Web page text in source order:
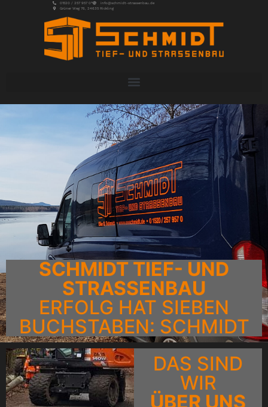
01520 / 257 957 0*
info@schmidt-strassenbau.de
Grüner Weg 76, 24635 Rickling
SCHMIDT TIEF- UND
STRASSENBAU
ERFOLG HAT SIEBEN
BUCHSTABEN: SCHMIDT
DAS SIND
WIR
ÜBER UNS